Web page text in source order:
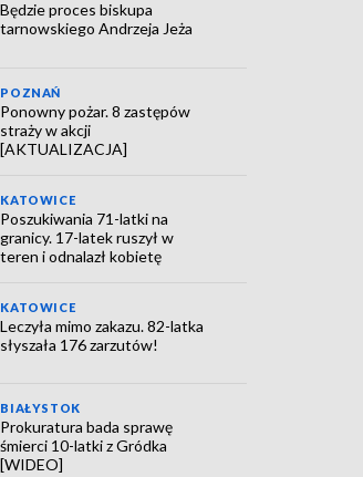
Będzie proces biskupa
tarnowskiego Andrzeja Jeża
POZNAŃ
Ponowny pożar. 8 zastępów
straży w akcji
[AKTUALIZACJA]
KATOWICE
Poszukiwania 71-latki na
granicy. 17-latek ruszył w
teren i odnalazł kobietę
KATOWICE
Leczyła mimo zakazu. 82-latka
słyszała 176 zarzutów!
BIAŁYSTOK
Prokuratura bada sprawę
śmierci 10-latki z Gródka
[WIDEO]